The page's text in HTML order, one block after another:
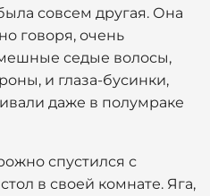
совсем другая. Она
говоря, очень
седые волосы,
и глаза-бусинки,
даже в полумраке
спустился с
в своей комнате. Яга,